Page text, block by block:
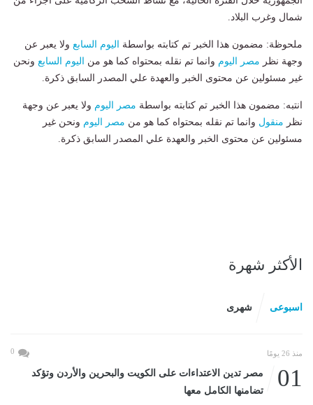
شمال وغرب البلاد.
ملحوظة: مضمون هذا الخبر تم كتابته بواسطة اليوم السابع ولا يعبر عن
وجهة نظر مصر اليوم وانما تم نقله بمحتواه كما هو من اليوم السابع ونحن
غير مسئولين عن محتوى الخبر والعهدة علي المصدر السابق ذكرة.
انتبه: مضمون هذا الخبر تم كتابته بواسطة مصر اليوم ولا يعبر عن وجهة
نظر منقول وانما تم نقله بمحتواه كما هو من مصر اليوم ونحن غير
مسئولين عن محتوى الخبر والعهدة علي المصدر السابق ذكرة.
الأكثر شهرة
اسبوعى شهرى
منذ 26 يومًا 0
01
مصر تدين الاعتداءات على الكويت والبحرين والأردن وتؤكد
تضامنها الكامل معها